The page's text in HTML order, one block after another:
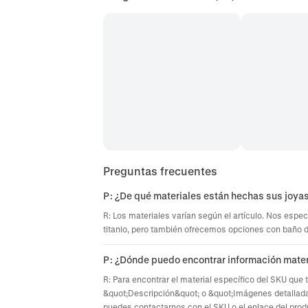
Preguntas frecuentes
P: ¿De qué materiales están hechas sus
R: Los materiales varían según el artículo. Nos
titanio, pero también ofrecemos opciones con baño
P: ¿Dónde puedo encontrar información
R: Para encontrar el material específico del SKU
&quot;Descripción&quot; o &quot;Imágenes